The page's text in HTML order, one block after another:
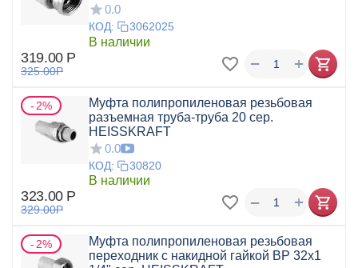
0.0
КОД: 3062025
В наличии
319.00 Р
325.00Р +
−
2%
Муфта полипропиленовая резьбовая
разъемная труба-труба 20 сер.
HEISSKRAFT
0.0
КОД: 30820
В наличии
323.00 Р
329.00Р +
−
2%
Муфта полипропиленовая резьбовая
переходник с накидной гайкой ВР 32x1